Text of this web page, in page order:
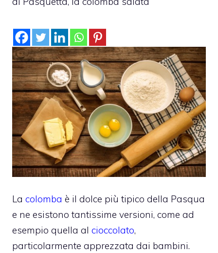
La colomba è il dolce più tipico della Pasqua
e ne esistono tantissime versioni, come ad
esempio quella al cioccolato,
particolarmente apprezzata dai bambini.